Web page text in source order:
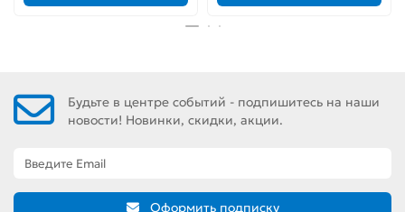
Будьте в центре событий - подпишитесь на наши
новости! Новинки, скидки, акции.
Оформить подписку